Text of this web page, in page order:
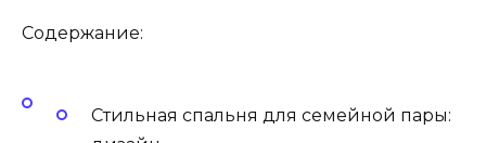
Содержание:
Стильная спальня для семейной пары: